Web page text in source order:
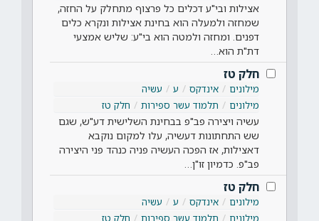
אצילות ובי"ע דכלים כל פרצוף מתחלק על החזה,
שמחזה ולמעלה הוא בחינת אצילות ונקרא כלים
דפנים. ומחזה ולמטה הוא בי"ע: שליש אמצעי
דת"ת הוא…
חלק טז
מילונים אינדקס ע
עשיה
מילונים
תלמוד עשר ספירות חלק טז
עשיה ויצירה פב"פ בבחינת השלישית דע"ש, שגם
שש התחתונות דעשיה, עלו למקום נוקבא
דאצילות, אז הפכה העשיה פניה כנהד פני היצירה
פב"פ. כדמיון זו"ן…
חלק טז
מילונים אינדקס ע
עשיה
מילונים
תלמוד עשר ספירות חלק טז